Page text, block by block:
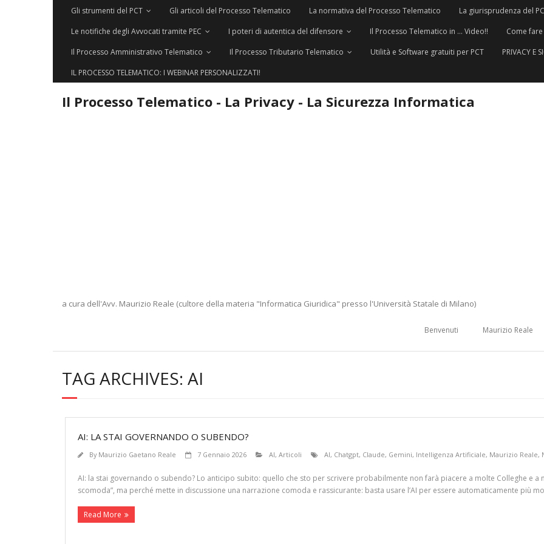
Gli strumenti del PCT Gli articoli del Processo Telematico La normativa del Processo Telematico
La giurisprudenza del
Le notifiche degli Avvocati tramite PEC
I poteri di autentica del difensore Il Processo Telematico in … Video!!
Come
Il Processo Amministrativo Telematico
Il Processo Tributario Telematico Utilità e Software gratuiti per PCT
PRIVACY E
IL PROCESSO TELEMATICO: I WEBINAR PERSONALIZZATI!
Il Processo Telematico - La Privacy - La Sicurezza Informatica
a cura dell'Avv. Maurizio Reale (cultore della materia "Informatica Giuridica" presso l'Università Statale di Milano)
Benvenuti Maurizio Reale
TAG ARCHIVES: AI
AI: LA STAI GOVERNANDO O SUBENDO?
By Maurizio Gaetano Reale 7 Gennaio 2026 AI, Articoli AI, Chatgpt, Claude, Gemini, Intelligenza Artificiale, Maurizio Reale,
AI: la stai governando o subendo? Lo anticipo subito: quello che sto per scrivere probabilmente non farà piacere a molte Colleghe e a
scomoda”, ma perché mette in discussione una narrazione comoda e rassicurante: basta usare l’AI per essere automaticamente più
Read More